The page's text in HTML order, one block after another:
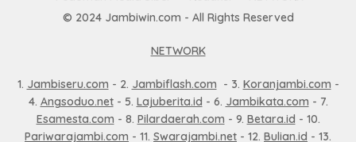
© 2024 Jambiwin.com - All Rights Reserved
NETWORK
1. Jambiseru.com - 2. Jambiflash.com - 3. Koranjambi.com -
4. Angsoduo.net- 5. Lajuberita.id - 6. Jambikata.com - 7.
Esamesta.com - 8. Pilardaerah.com - 9. Betara.id - 10.
Pariwarajambi.com - 11. Swarajambi.net - 12. Bulian.id - 13.